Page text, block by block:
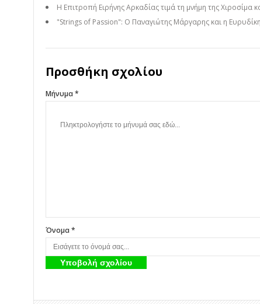
Η Επιτροπή Ειρήνης Αρκαδίας τιμά τη μνήμη της Χιροσίμα
"Strings of Passion": Ο Παναγιώτης Μάργαρης και η
Προσθήκη σχολίου
Μήνυμα *
Όνομα *